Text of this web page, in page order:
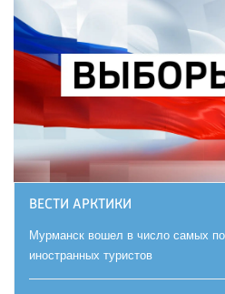
ВЕСТИ АРКТИКИ
Мурманск вошел в число самых
иностранных туристов